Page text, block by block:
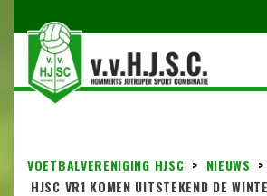
VOETBALVERENIGING HJSC > NIEUWS >
HJSC VR1 KOMEN UITSTEKEND DE